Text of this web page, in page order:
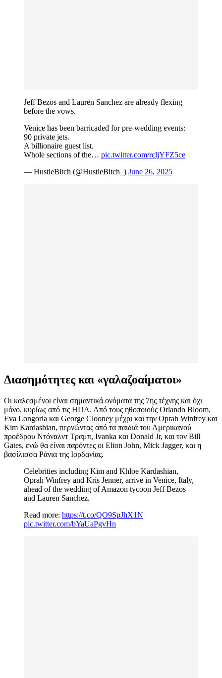
Jeff Bezos and Lauren Sanchez are already flexing
before the vows.
Venice has been barricaded for pre-wedding events:
90 private jets.
A billionaire guest list.
Whole sections of the… pic.twitter.com/rcljYFZ5ce
— HustleBitch (@HustleBitch_) June 26, 2025
Διασημότητες και «γαλαζοαίματοι»
Οι καλεσμένοι είναι σημαντικά ονόματα της 7ης τέχνης και όχι
μόνο, κυρίως από τις ΗΠΑ. Από τους ηθοποιούς Orlando Bloom,
Eva Longoria και George Clooney μέχρι και την Oprah Winfrey και
Kim Kardashian, περνώντας από τα παιδιά του Αμερικανού
προέδρου Ντόναλντ Τραμπ, Ivanka και Donald Jr, και τον Bill
Gates, ενώ θα είναι παρόντες οι Elton John, Mick Jagger, και η
βασίλισσα Ράνια της Ιορδανίας.
Celebrities including Kim and Khloe Kardashian,
Oprah Winfrey and Kris Jenner, arrive in Venice, Italy,
ahead of the wedding of Amazon tycoon Jeff Bezos
and Lauren Sanchez.
Read more: https://t.co/QO9SpJhX1N
pic.twitter.com/bYaUaPgvHn